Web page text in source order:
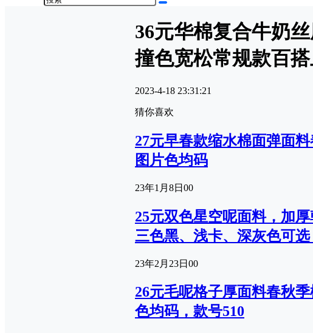
36元华棉复合牛奶
撞色宽松常规款百
2023-4-18 23:31:21
猜你喜欢
27元早春款缩水棉面弹面
图片色均码
23年1月8日 00
25元双色星空呢面料，加
三色黑、浅卡、深灰色可选
23年2月23日 00
26元毛呢格子厚面料春秋
色均码，款号510